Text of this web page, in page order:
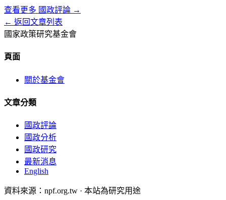
查看更多 國政評論 →
← 返回文章列表
國家政策研究基金會
頁面
關於基金會
文章分類
國政評論
國政分析
國政研究
最新消息
English
資料來源：npf.org.tw · 本站為研究用途